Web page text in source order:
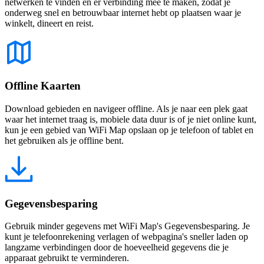
onderweg snel en betrouwbaar internet hebt op plaatsen waar je
winkelt, dineert en reist.
Offline Kaarten
Download gebieden en navigeer offline. Als je naar een plek gaat
waar het internet traag is, mobiele data duur is of je niet online kunt,
kun je een gebied van WiFi Map opslaan op je telefoon of tablet en
het gebruiken als je offline bent.
Gegevensbesparing
Gebruik minder gegevens met WiFi Map's Gegevensbesparing. Je
kunt je telefoonrekening verlagen of webpagina's sneller laden op
langzame verbindingen door de hoeveelheid gegevens die je
apparaat gebruikt te verminderen.